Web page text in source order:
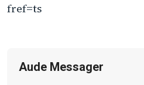
fref=ts
Aude Messager